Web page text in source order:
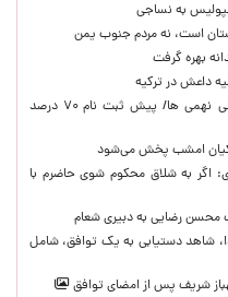
به نساجی
است، نه مردم جنوب یمن
بهره گرفت
صدور بیش از ۹۰ درصد هدایت تحصیلی نهمی ها/ پیش ثبت نام ۷۰ درصد
امشب پخش می‌شود
اگر به شلاق محکوم شوی حاضرم با
محسن رضایی به دبیری شعام
شاهد دستیابی به یک توافق، شامل
شریف پس از امضای توافق